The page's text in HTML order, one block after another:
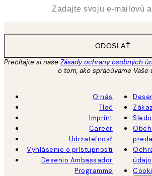
ODOSLAŤ
Prečítajte si naše Zásady ochrany osobných
o tom, ako spracúvame Vaše
O nás
Tlač
Imprint
Career
Udržateľnosť
Vyhlásenie o prístupnosti
Desenio Ambassador
Programme